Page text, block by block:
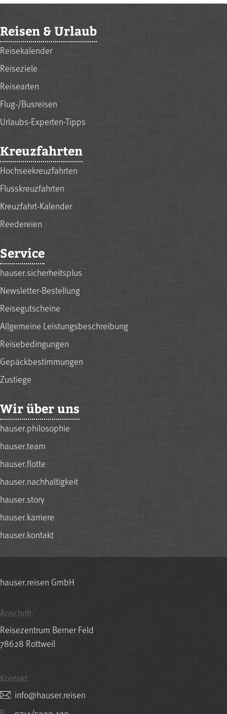
Reisen & Urlaub
Reisekalender
Reiseziele
Reisearten
Flug-/Busreisen
Urlaubs-Experten-Tipps
Kreuzfahrten
Hochseekreuzfahrten
Flusskreuzfahrten
Kreuzfahrt-Kalender
Reedereien
Service
hauser.sicherheitsplus
Newsletter-Bestellung
Reisegutscheine
Allgemeine Leistungsbeschreibung
Reisebedingungen
Gepäckbestimmungen
Zustiege
Wir über uns
hauser.philosophie
hauser.team
hauser.flotte
hauser.nachhaltigkeit
hauser.story
hauser.karriere
hauser.kontakt
hauser.reisen GmbH
Anschrift:
Reisezentrum Berner Feld
78628 Rottweil
Kontakt:
nesier.resuah@ofni